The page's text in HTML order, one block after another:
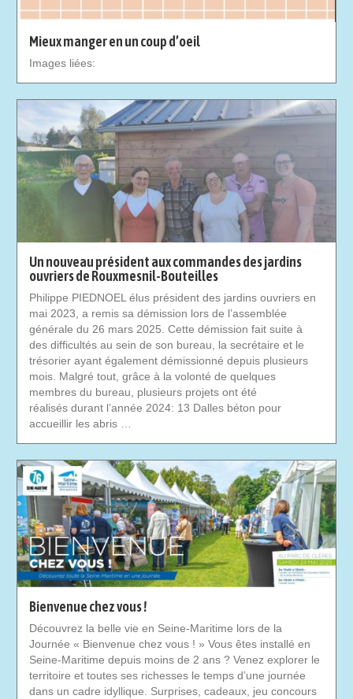
Mieux manger en un coup d’oeil
Images liées:
Un nouveau président aux commandes des jardins
ouvriers de Rouxmesnil-Bouteilles
Philippe PIEDNOEL élus président des jardins ouvriers en
mai 2023, a remis sa démission lors de l’assemblée
générale du 26 mars 2025. Cette démission fait suite à
des difficultés au sein de son bureau, la secrétaire et le
trésorier ayant également démissionné depuis plusieurs
mois. Malgré tout, grâce à la volonté de quelques
membres du bureau, plusieurs projets ont été
réalisés durant l’année 2024: 13 Dalles béton pour
accueillir les abris …
Bienvenue chez vous !
Découvrez la belle vie en Seine-Maritime lors de la
Journée « Bienvenue chez vous ! » Vous êtes installé en
Seine-Maritime depuis moins de 2 ans ? Venez explorer le
territoire et toutes ses richesses le temps d’une journée
dans un cadre idyllique. Surprises, cadeaux, jeu concours